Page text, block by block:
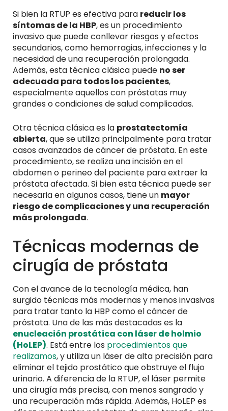
Si bien la RTUP es efectiva para reducir los
síntomas de la HBP, es un procedimiento
invasivo que puede conllevar riesgos y efectos
secundarios, como hemorragias, infecciones y la
necesidad de una recuperación prolongada.
Además, esta técnica clásica puede no ser
adecuada para todos los pacientes,
especialmente aquellos con próstatas muy
grandes o condiciones de salud complicadas.
Otra técnica clásica es la prostatectomía
abierta, que se utiliza principalmente para tratar
casos avanzados de cáncer de próstata. En este
procedimiento, se realiza una incisión en el
abdomen o perineo del paciente para extraer la
próstata afectada. Si bien esta técnica puede ser
necesaria en algunos casos, tiene un mayor
riesgo de complicaciones y una recuperación
más prolongada.
Técnicas modernas de
cirugía de próstata
Con el avance de la tecnología médica, han
surgido técnicas más modernas y menos invasivas
para tratar tanto la HBP como el cáncer de
próstata. Una de las más destacadas es la
enucleación prostática con láser de holmio
(HoLEP). Está entre los procedimientos que
realizamos, y utiliza un láser de alta precisión para
eliminar el tejido prostático que obstruye el flujo
urinario. A diferencia de la RTUP, el láser permite
una cirugía más precisa, con menos sangrado y
una recuperación más rápida. Además, HoLEP es